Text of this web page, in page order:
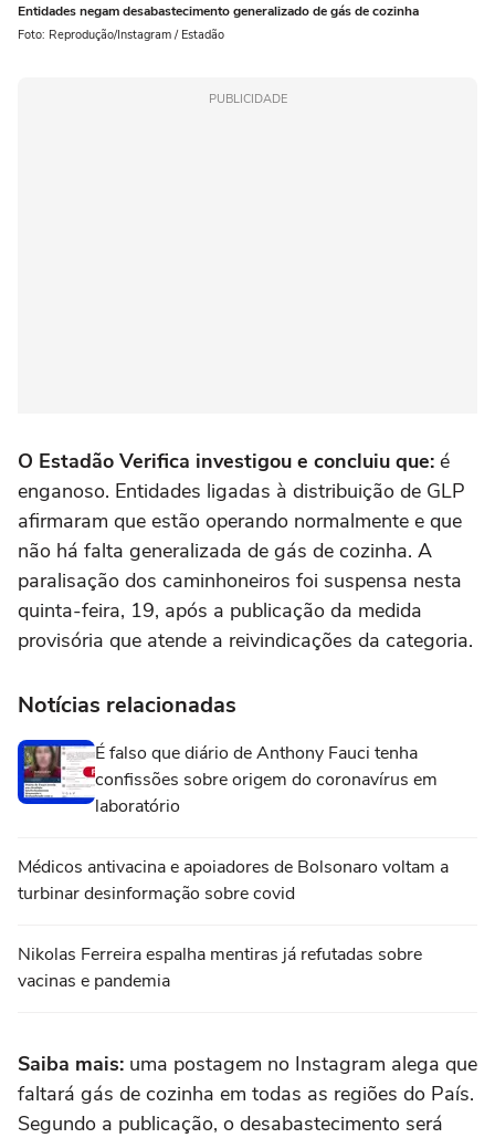
Entidades negam desabastecimento generalizado de gás de cozinha
Foto: Reprodução/Instagram / Estadão
PUBLICIDADE
O Estadão Verifica investigou e concluiu que: é
enganoso. Entidades ligadas à distribuição de GLP
afirmaram que estão operando normalmente e que
não há falta generalizada de gás de cozinha. A
paralisação dos caminhoneiros foi suspensa nesta
quinta-feira, 19, após a publicação da medida
provisória que atende a reivindicações da categoria.
Notícias relacionadas
É falso que diário de Anthony Fauci tenha
confissões sobre origem do coronavírus em
laboratório
Médicos antivacina e apoiadores de Bolsonaro voltam a
turbinar desinformação sobre covid
Nikolas Ferreira espalha mentiras já refutadas sobre
vacinas e pandemia
Saiba mais: uma postagem no Instagram alega que
faltará gás de cozinha em todas as regiões do País.
Segundo a publicação, o desabastecimento será